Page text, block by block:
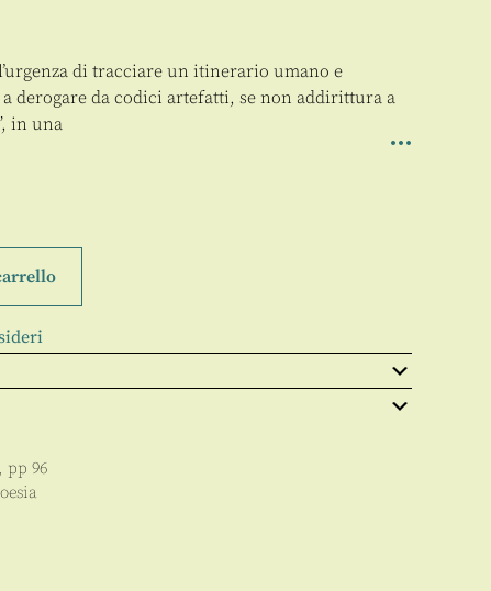
di tracciare un itinerario umano e
derogare da codici artefatti, se non addirittura a
in una
, pp 96